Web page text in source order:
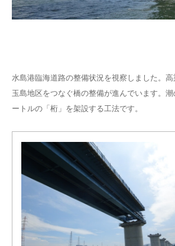
水島港臨海道路の整備状況を視察しました。
玉島地区をつなぐ橋の整備が進んでいます。
ートルの「桁」を架設する工法です。